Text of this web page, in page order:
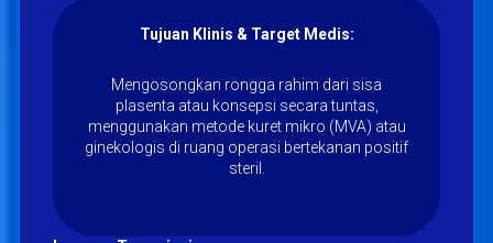
Tujuan Klinis & Target Medis:
Mengosongkan rongga rahim dari sisa
plasenta atau konsepsi secara tuntas,
menggunakan metode kuret mikro (MVA) atau
ginekologis di ruang operasi bertekanan positif
steril.